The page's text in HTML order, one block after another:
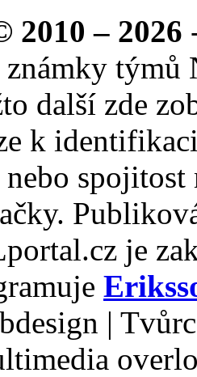
– 2026
týmů
další zde
k
je
|